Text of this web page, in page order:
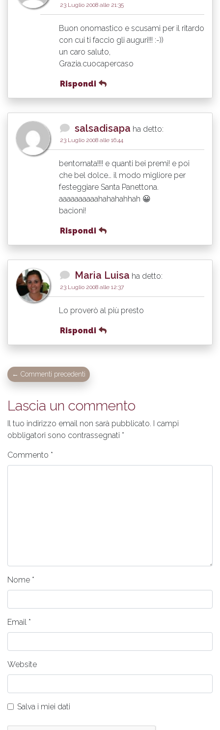
23 Luglio 2008 alle 21:35
Buon onomastico e scusami per il ritardo
con cui ti faccio gli auguri!!! :-))
un caro saluto,
Grazia.cuocapercaso
Rispondi
salsadisapa ha detto:
23 Luglio 2008 alle 16:44
bentornata!!!! e quanti bei premi! e poi
che bel dolce… il modo migliore per
festeggiare Santa Panettona.
aaaaaaaaaahahahahhah 😀
bacioni!
Rispondi
Maria Luisa ha detto:
23 Luglio 2008 alle 12:37
Lo proverò al più presto
Rispondi
← Commenti precedenti
Lascia un commento
Il tuo indirizzo email non sarà pubblicato.
I campi
obbligatori sono contrassegnati *
Commento *
Nome *
Email *
Website
Salva i miei dati